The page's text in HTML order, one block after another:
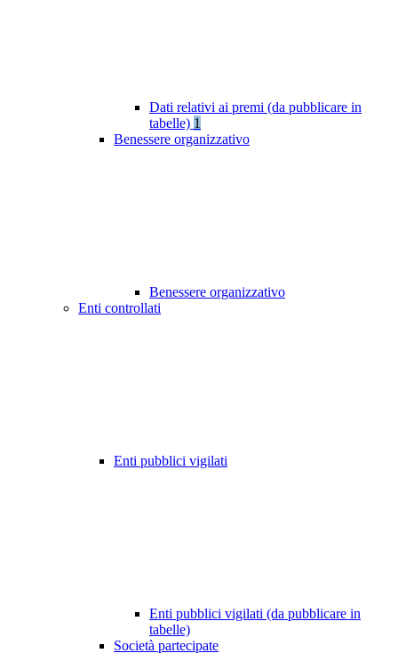
Dati relativi ai premi (da pubblicare in
tabelle) 1
Benessere organizzativo
Benessere organizzativo
Enti controllati
Enti pubblici vigilati
Enti pubblici vigilati (da pubblicare in
tabelle)
Società partecipate